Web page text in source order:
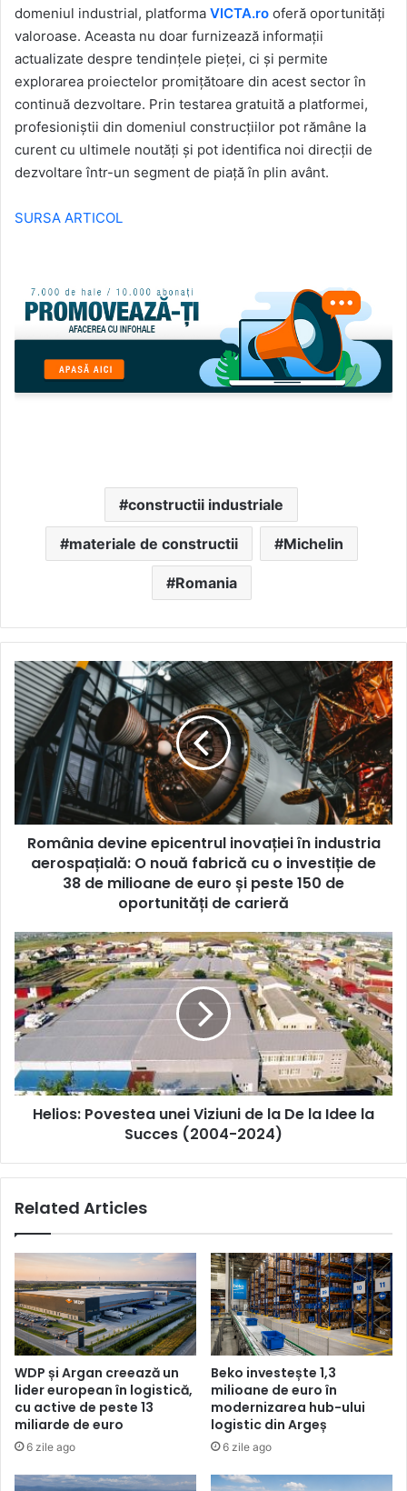
domeniul industrial, platforma VICTA.ro oferă oportunități
valoroase. Aceasta nu doar furnizează informații
actualizate despre tendințele pieței, ci și permite
explorarea proiectelor promițătoare din acest sector în
continuă dezvoltare. Prin testarea gratuită a platformei,
profesioniștii din domeniul construcțiilor pot rămâne la
curent cu ultimele noutăți și pot identifica noi direcții de
dezvoltare într-un segment de piață în plin avânt.
SURSA ARTICOL
constructii industriale
materiale de constructii Michelin
Romania
România
devine
epicentrul
inovației
în
industria
aerospațială:
nouă
fabrică
38
de
milioane
de
euro
și
150
de
oportunități
România devine epicentrul inovației în industria
aerospațială: O nouă fabrică cu o investiție de
38 de milioane de euro și peste 150 de
oportunități de carieră
Helios:
Povestea
unei
Viziuni
de
la
la
Idee
Helios: Povestea unei Viziuni de la De la Idee la
Succes (2004-2024)
Related Articles
WDP și Argan creează un
lider european în logistică,
cu active de peste 13
miliarde de euro
6 zile ago
Beko investește 1,3
milioane de euro în
modernizarea hub-ului
logistic din Argeș
6 zile ago